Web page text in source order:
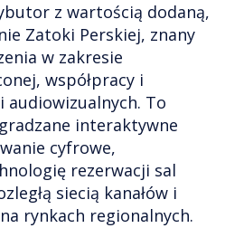
z wartością dodaną,
Zatoki Perskiej, znany
w zakresie
współpracy i
To
interaktywne
cyfrowe,
rezerwacji sal
siecią kanałów i
rynkach regionalnych.